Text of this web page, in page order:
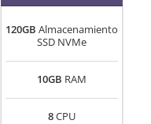
120GB Almacenamiento
SSD NVMe
10GB RAM
8CPU